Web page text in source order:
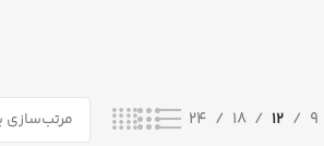
9
12
18
24